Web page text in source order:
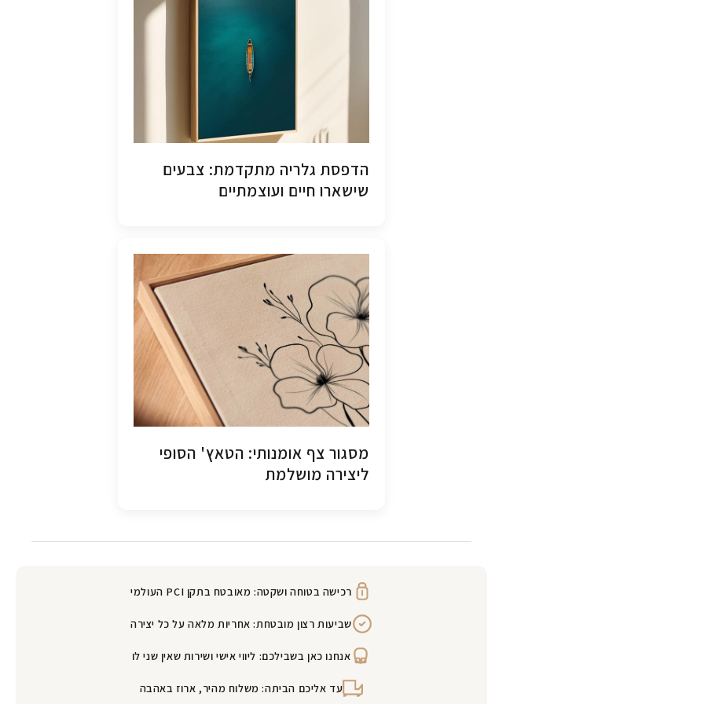
הדפסת גלריה מתקדמת: צבעים
שישארו חיים ועוצמתיים
מסגור צף אומנותי: הטאץ' הסופי
ליצירה מושלמת
רכישה בטוחה ושקטה: מאובטח בתקן PCI העולמי
שביעות רצון מובטחת: אחריות מלאה על כל יצירה
אנחנו כאן בשבילכם: ליווי אישי ושירות שאין שני לו
עד אליכם הביתה: משלוח מהיר, ארוז באהבה